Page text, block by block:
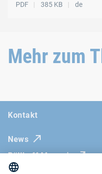
PDF 385 KB de
Mehr zum
Kontakt
News
Böllhoff Magazin
Messen und Seminare